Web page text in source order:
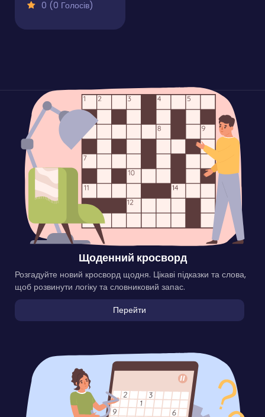
0 (0 Голосів)
Щоденний кросворд
Розгадуйте новий кросворд щодня. Цікаві підказки та слова,
щоб розвинути логіку та словниковий запас.
Перейти